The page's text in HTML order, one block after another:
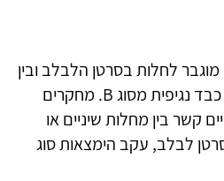
מוגבר לחלות בסרטן הלבלב ובין
זיהומים שונים, כגון דלקת כבד נגיפית מסוג B. מחקרים
קשר בין מחלות שיניים או
לסרטן לבלב, עקב הימצאות סוג